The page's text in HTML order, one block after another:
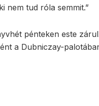
nem tud róla semmit.”
pénteken este
a Dubniczay-